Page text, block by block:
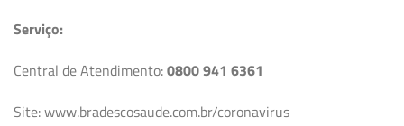
Serviço:
Central de Atendimento:0800 941 6361
Site: www.bradescosaude.com.br/coronavirus